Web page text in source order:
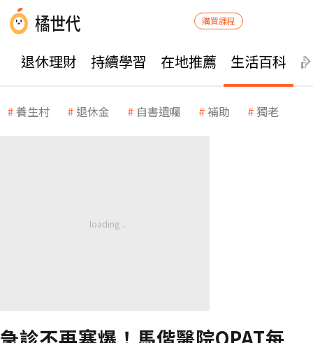
購買課程
退休理財 持續學習 在地推薦 生活百科
養生村 退休金 自書遺囑 補助 獨老